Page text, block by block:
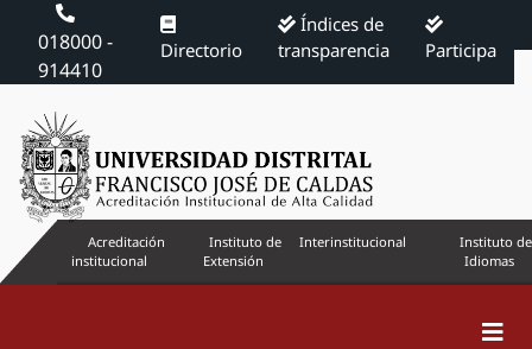
018000 -
914410
Directorio
Índices de
transparencia
Participa
Acreditación
institucional
Instituto de
Extensión
Interinstitucional
Instituto de
Idiomas